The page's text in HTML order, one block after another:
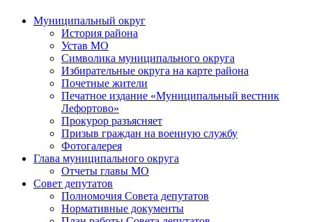
Муниципальный округ
История района
Устав МО
Символика муниципального округа
Избирательные округа на карте района
Почетные жители
Печатное издание «Муниципальный вестник
Лефортово»
Прокурор разъясняет
Призыв граждан на военную службу
Фотогалерея
Глава муниципального округа
Отчеты главы МО
Совет депутатов
Полномочия Совета депутатов
Нормативные документы